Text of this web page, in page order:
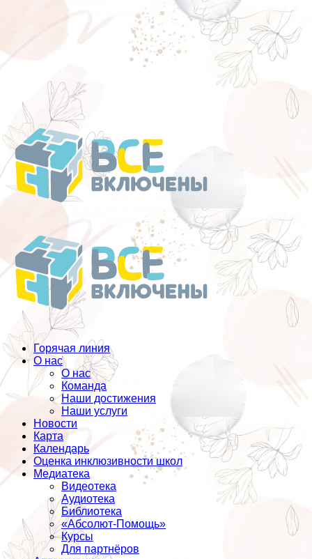
Перейти
к
содержанию
Горячая линия
О нас
О нас
Команда
Наши достижения
Наши услуги
Новости
Карта
Календарь
Оценка инклюзивности школ
Медиатека
Видеотека
Аудиотека
Библиотека
«Абсолют-Помощь»
Курсы
Для партнёров